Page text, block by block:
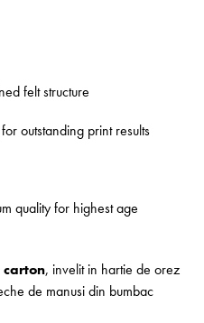
felt structure
outstanding print results
quality for highest age
carton, invelit in hartie de orez
de manusi din bumbac